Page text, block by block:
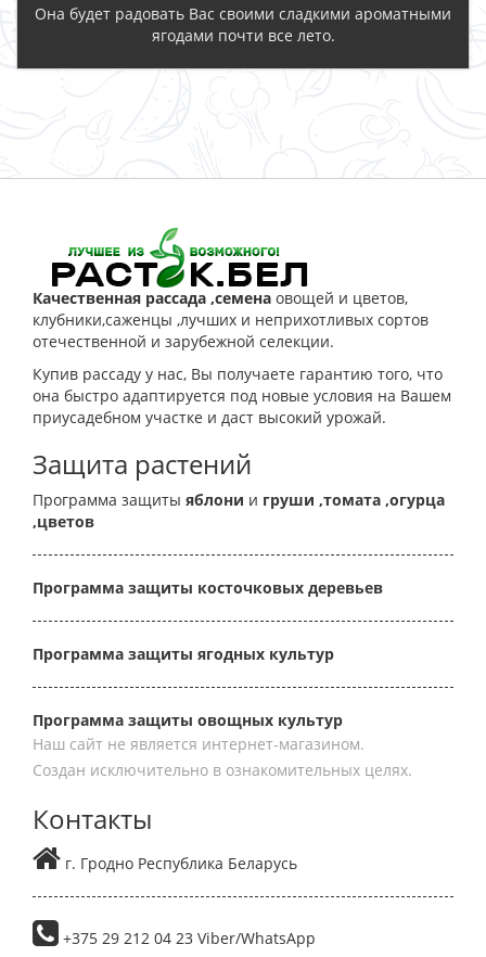
Она будет радовать Вас своими сладкими ароматными
ягодами почти все лето.
Качественная рассада ,семена овощей и цветов,
клубники,саженцы ,лучших и неприхотливых сортов
отечественной и зарубежной селекции.
Купив рассаду у нас, Вы получаете гарантию того, что
она быстро адаптируется под новые условия на Вашем
приусадебном участке и даст высокий урожай.
Защита растений
Программа защиты яблони и груши ,томата ,огурца
,цветов
Программа защиты косточковых деревьев
Программа защиты ягодных культур
Программа защиты овощных культур
Наш сайт не является интернет-магазином.
Создан исключительно в ознакомительных целях.
Контакты
г. Гродно Республика Беларусь
+375 29 212 04 23 Viber/WhatsApp